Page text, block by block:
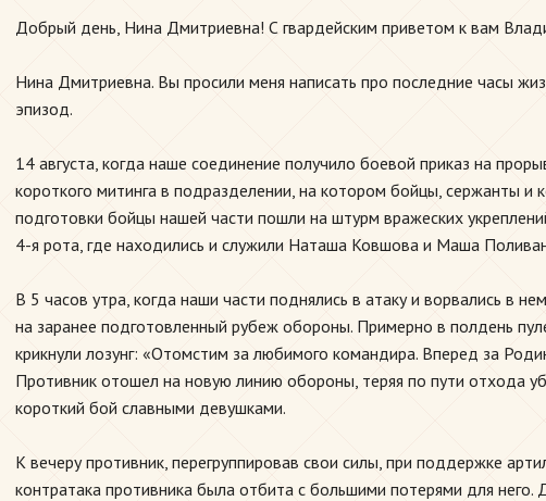
Добрый день, Нина Дмитриевна! С гвардейским приветом к вам
Нина Дмитриевна. Вы просили меня написать про последние часы
эпизод.
14 августа, когда наше соединение получило боевой приказ на
короткого митинга в подразделении, на котором бойцы, сержанты
подготовки бойцы нашей части пошли на штурм вражеских
4-я рота, где находились и служили Наташа Ковшова и Маша
В 5 часов утра, когда наши части поднялись в атаку и ворвались в
на заранее подготовленный рубеж обороны. Примерно в полдень
крикнули лозунг: «Отомстим за любимого командира. Вперед за
Противник отошел на новую линию обороны, теряя по пути отхода
короткий бой славными девушками.
К вечеру противник, перегруппировав свои силы, при поддержке
контратака противника была отбита с большими потерями для